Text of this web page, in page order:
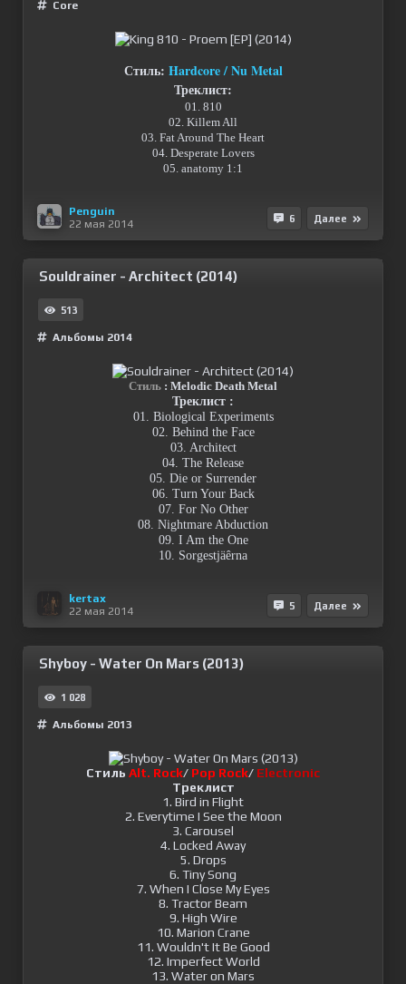
Сore
Стиль: Hardcore / Nu Metal
Треклист:
01. 810
02. Killem All
03. Fat Around The Heart
04. Desperate Lovers
05. anatomy 1:1
Penguin
22 мая 2014
6 Далее
Souldrainer - Architect (2014)
513
Альбомы 2014
Стиль : Melodic Death Metal
Треклист :
01. Biological Experiments
02. Behind the Face
03. Architect
04. The Release
05. Die or Surrender
06. Turn Your Back
07. For No Other
08. Nightmare Abduction
09. I Am the One
10. Sorgestjäêrna
kertax
22 мая 2014
5 Далее
Shyboy - Water On Mars (2013)
1 028
Альбомы 2013
Стиль Alt. Rock/ Pop Rock/ Electronic
Треклист
1. Bird in Flight
2. Everytime I See the Moon
3. Carousel
4. Locked Away
5. Drops
6. Tiny Song
7. When I Close My Eyes
8. Tractor Beam
9. High Wire
10. Marion Crane
11. Wouldn't It Be Good
12. Imperfect World
13. Water on Mars